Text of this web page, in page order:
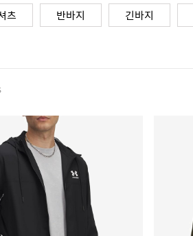
츠 반바지 긴바지